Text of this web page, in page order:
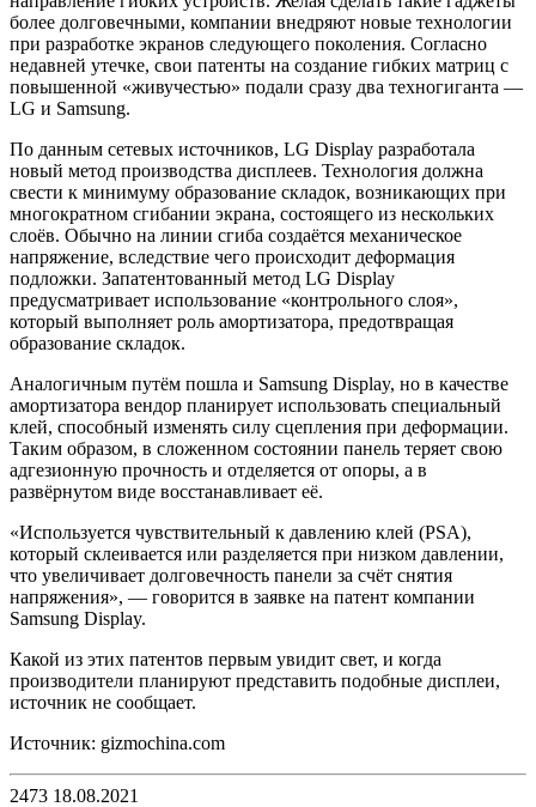
более долговечными, компании внедряют новые технологии
при разработке экранов следующего поколения. Согласно
недавней утечке, свои патенты на создание гибких матриц с
повышенной «живучестью» подали сразу два техногиганта —
LG и Samsung.
По данным сетевых источников, LG Display разработала
новый метод производства дисплеев. Технология должна
свести к минимуму образование складок, возникающих при
многократном сгибании экрана, состоящего из нескольких
слоёв. Обычно на линии сгиба создаётся механическое
напряжение, вследствие чего происходит деформация
подложки. Запатентованный метод LG Display
предусматривает использование «контрольного слоя»,
который выполняет роль амортизатора, предотвращая
образование складок.
Аналогичным путём пошла и Samsung Display, но в качестве
амортизатора вендор планирует использовать специальный
клей, способный изменять силу сцепления при деформации.
Таким образом, в сложенном состоянии панель теряет свою
адгезионную прочность и отделяется от опоры, а в
развёрнутом виде восстанавливает её.
«Используется чувствительный к давлению клей (PSA),
который склеивается или разделяется при низком давлении,
что увеличивает долговечность панели за счёт снятия
напряжения», — говорится в заявке на патент компании
Samsung Display.
Какой из этих патентов первым увидит свет, и когда
производители планируют представить подобные дисплеи,
источник не сообщает.
Источник: gizmochina.com
2473 18.08.2021